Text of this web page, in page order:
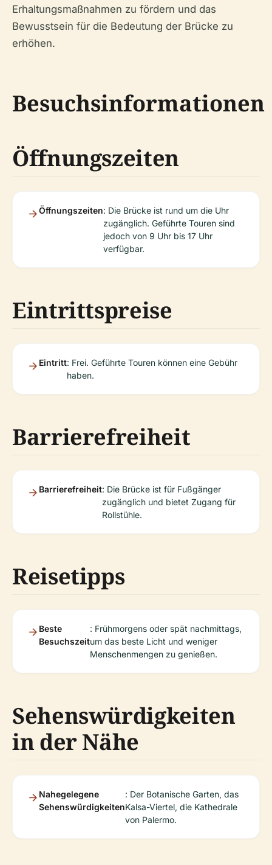
Erhaltungsmaßnahmen zu fördern und das
Bewusstsein für die Bedeutung der Brücke zu
erhöhen.
Besuchsinformationen
Öffnungszeiten
Öffnungszeiten: Die Brücke ist rund um die Uhr
zugänglich. Geführte Touren sind
jedoch von 9 Uhr bis 17 Uhr
verfügbar.
Eintrittspreise
Eintritt: Frei. Geführte Touren können eine Gebühr
haben.
Barrierefreiheit
Barrierefreiheit: Die Brücke ist für Fußgänger
zugänglich und bietet Zugang für
Rollstühle.
Reisetipps
Beste
Besuchszeit
: Frühmorgens oder spät nachmittags,
um das beste Licht und weniger
Menschenmengen zu genießen.
Sehenswürdigkeiten
in der Nähe
Nahegelegene
Sehenswürdigkeiten
: Der Botanische Garten, das
Kalsa-Viertel, die Kathedrale
von Palermo.